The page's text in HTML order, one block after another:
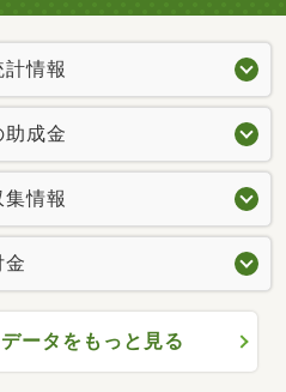
情報
成金
情報
ータをもっと見る